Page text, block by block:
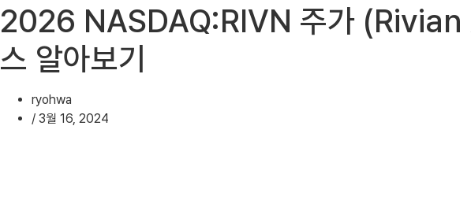
2026 NASDAQ:RIVN 주가 (Rivian
스 알아보기
ryohwa
/ 3월 16, 2024